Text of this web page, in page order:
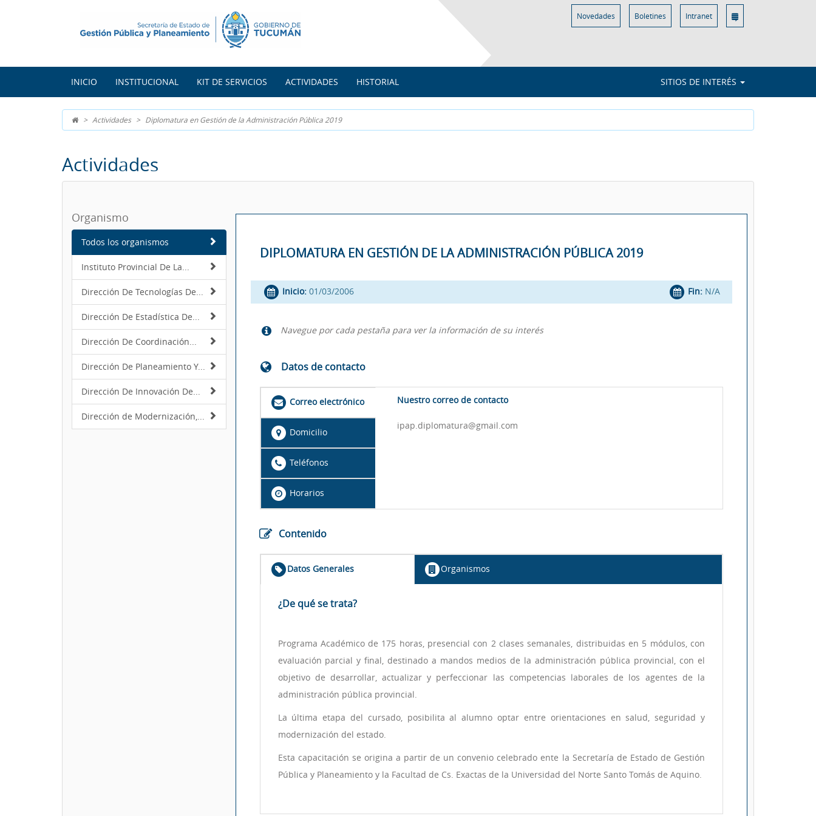
Novedades Boletines Intranet
INICIO INSTITUCIONAL KIT DE SERVICIOS ACTIVIDADES HISTORIAL SITIOS DE INTERÉS
Actividades Diplomatura en Gestión de la Administración Pública 2019
Actividades
Organismo
Todos los organismos
Instituto Provincial De La...
Dirección De Tecnologías De...
Dirección De Estadística De...
Dirección De Coordinación...
Dirección De Planeamiento Y...
Dirección De Innovación De...
Dirección de Modernización,...
DIPLOMATURA EN GESTIÓN DE LA ADMINISTRACIÓN PÚBLICA 2019
Inicio:01/03/2006 Fin: N/A
Navegue por cada pestaña para ver la información de su interés
Datos de contacto
Correo electrónico
Domicilio
Teléfonos
Horarios
Nuestro correo de contacto
ipap.diplomatura@gmail.com
Contenido
Datos Generales Organismos
¿De qué se trata?
Programa Académico de 175 horas, presencial con 2 clases semanales, distribuidas en 5 módulos, con
evaluación parcial y final, destinado a mandos medios de la administración pública provincial, con el
objetivo de desarrollar, actualizar y perfeccionar las competencias laborales de los agentes de la
administración pública provincial.
La última etapa del cursado, posibilita al alumno optar entre orientaciones en salud, seguridad y
modernización del estado.
Esta capacitación se origina a partir de un convenio celebrado ente la Secretaría de Estado de Gestión
Pública y Planeamiento y la Facultad de Cs. Exactas de la Universidad del Norte Santo Tomás de Aquino.